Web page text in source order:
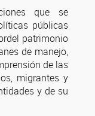
que se
públicas
patrimonio
de manejo,
de las
migrantes y
y de su